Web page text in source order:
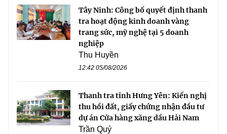
Tây Ninh: Công bố quyết định thanh
tra hoạt động kinh doanh vàng
trang sức, mỹ nghệ tại 5 doanh
nghiệp
Thu Huyền
12:42 05/08/2026
Thanh tra tỉnh Hưng Yên: Kiến nghị
thu hồi đất, giấy chứng nhận đầu tư
dự án Cửa hàng xăng dầu Hải Nam
Trần Quý